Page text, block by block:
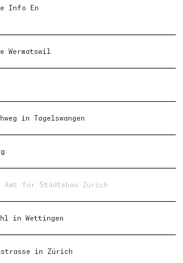
Info En
Wermatswil
in Tagelswangen
Amt für Städtebau Zürich
in Wettingen
in Zürich